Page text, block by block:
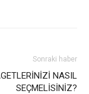
Sonraki haber
NASIL
SEÇMELİSİNİZ?